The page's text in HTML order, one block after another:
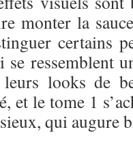
monter la
certains
ressemblent
looks de
et le tome 1
qui augure